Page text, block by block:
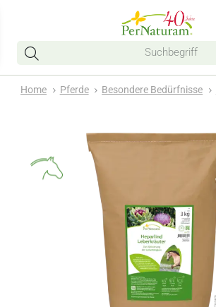
Home Pferde Besondere Bedürfnisse